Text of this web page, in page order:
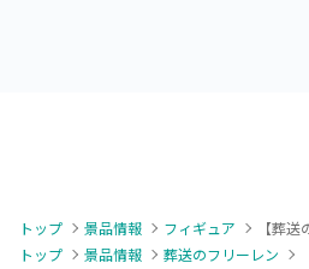
トップ 景品情報 フィギュア
トップ
景品情報 葬送のフリーレン